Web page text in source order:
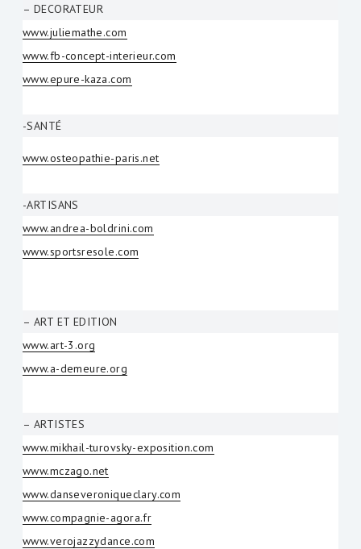
– DECORATEUR
www.juliemathe.com
www.fb-concept-interieur.com
www.epure-kaza.com
-SANTÉ
www.osteopathie-paris.net
-ARTISANS
www.andrea-boldrini.com
www.sportsresole.com
– ART ET EDITION
www.art-3.org
www.a-demeure.org
– ARTISTES
www.mikhail-turovsky-exposition.com
www.mczago.net
www.danseveroniqueclary.com
www.compagnie-agora.fr
www.verojazzydance.com